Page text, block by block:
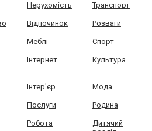
Нерухомість Транспорт
Відпочинок Розваги
Меблі Спорт
Інтернет Культура
Інтер'єр Мода
Послуги Родина
Робота
Дитячий